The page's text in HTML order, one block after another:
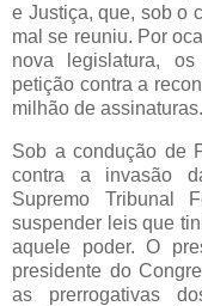
e Justiça, que, sob o
mal se reuniu. Por
nova legislatura,
petição contra a
milhão de assinaturas.
Sob a condução de
contra a invasão
Supremo Tribunal
suspender leis que
aquele poder. O
presidente do
as prerrogativas